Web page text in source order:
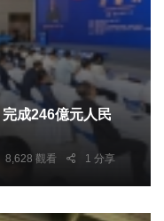
8,628 觀看 1 分享